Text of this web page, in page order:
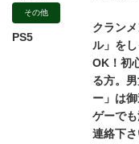
その他
PS5
クラン
ル」を
OK！初
る方。
ー」は
ゲーで
連絡下